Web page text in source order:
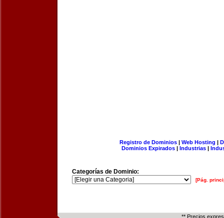
Registro de Dominios| Web Hosting |
Dominios Expirados | Industrias |
Categorías de Dominio:
[Pág.
** Precios